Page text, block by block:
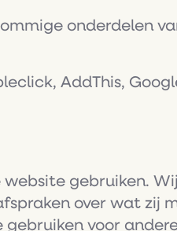
onderdelen
AddThis,
gebruiken.
over wat zij
voor